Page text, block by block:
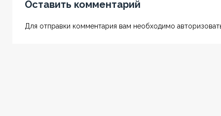
Оставить комментарий
Для отправки комментария вам необходимо